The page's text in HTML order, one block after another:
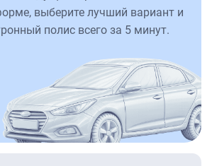
выберите лучший вариант и
полис всего за 5 минут.